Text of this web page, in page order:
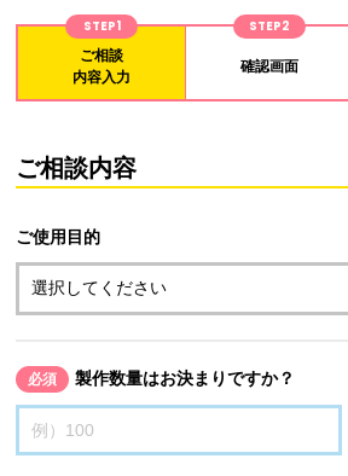
STEP1
ご相談
内容入力
STEP2
確認画面
ご相談内容
ご使用目的
必須 製作数量はお決まりですか？